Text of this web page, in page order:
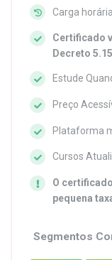
Carga
Certificado
Decreto
Estude
Preço
Plataforma
Cursos
O
pequena
Segmentos